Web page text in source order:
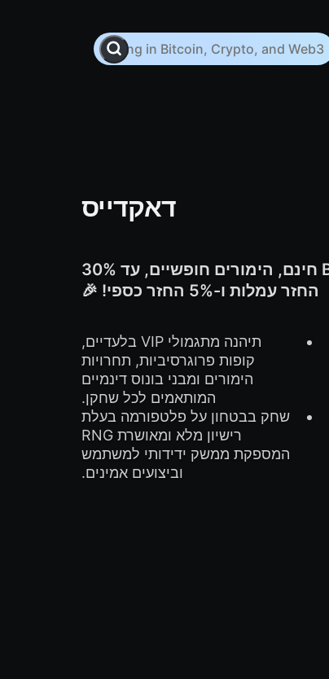
דאקדייס
🚀 בונוס קבלת פנים של 400% + הפלות BTC חינם, הימורים חופשיים, עד 30%
החזר עמלות ו-5% החזר כספי! 🎉
תיהנה מתגמולי VIP בלעדיים,
קופות פרוגרסיביות, תחרויות
הימורים ומבני בונוס דינמיים
המותאמים לכל שחקן.
שחק בבטחון על פלטפורמה בעלת
רישיון מלא ומאושרת RNG
המספקת ממשק ידידותי למשתמש
וביצועים אמינים.